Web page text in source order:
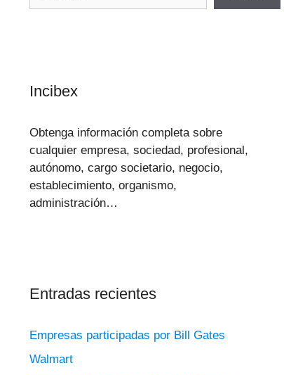
Incibex
Obtenga información completa sobre
cualquier empresa, sociedad, profesional,
autónomo, cargo societario, negocio,
establecimiento, organismo,
administración…
Entradas recientes
Empresas participadas por Bill Gates
Walmart